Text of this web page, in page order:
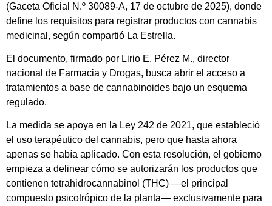
(Gaceta Oficial N.º 30089-A, 17 de octubre de 2025), donde
define los requisitos para registrar productos con cannabis
medicinal, según compartió La Estrella.
El documento, firmado por Lirio E. Pérez M., director
nacional de Farmacia y Drogas, busca abrir el acceso a
tratamientos a base de cannabinoides bajo un esquema
regulado.
La medida se apoya en la Ley 242 de 2021, que estableció
el uso terapéutico del cannabis, pero que hasta ahora
apenas se había aplicado. Con esta resolución, el gobierno
empieza a delinear cómo se autorizarán los productos que
contienen tetrahidrocannabinol (THC) —el principal
compuesto psicotrópico de la planta— exclusivamente para